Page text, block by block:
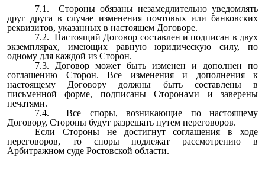
7.1. Стороны обязаны незамедлительно уведомлять
друг друга в случае изменения почтовых или банковских
реквизитов, указанных в настоящем Договоре.
7.2. Настоящий Договор составлен и подписан в двух
экземплярах, имеющих равную юридическую силу, по
одному для каждой из Сторон.
7.3. Договор может быть изменен и дополнен по
соглашению Сторон. Все изменения и дополнения к
настоящему Договору должны быть составлены в
письменной форме, подписаны Сторонами и заверены
печатями.
7.4. Все споры, возникающие по настоящему
Договору, Стороны будут разрешать путем переговоров.
Если Стороны не достигнут соглашения в ходе
переговоров, то споры подлежат рассмотрению в
Арбитражном суде Ростовской области.